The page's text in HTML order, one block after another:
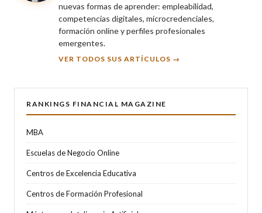
nuevas formas de aprender: empleabilidad,
competencias digitales, microcredenciales,
formación online y perfiles profesionales
emergentes.
VER TODOS SUS ARTÍCULOS →
RANKINGS FINANCIAL MAGAZINE
MBA
Escuelas de Negocio Online
Centros de Excelencia Educativa
Centros de Formación Profesional